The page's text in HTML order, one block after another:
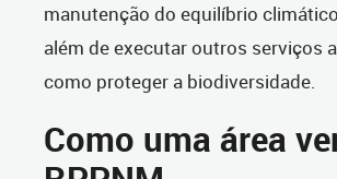
manutenção do equilíbrio
além de executar outros serviços
como proteger a biodiversidade.
Como uma área